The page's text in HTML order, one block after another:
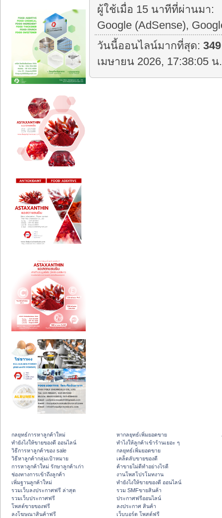
ผู้ใช้เมื่อ 15 นาทีที่ผ่านมา:
Google (AdSense),
วันนี้ออนไลน์มากที่สุด:349
เมษายน 2026, 17:38:05 น
กลยุทธ์การหาลูกค้าใหม่
ทํายังไงให้ขายของดี ออนไลน์
วิธีการหาลูกค้าของ sale
วิธีหาลูกค้ากลุ่มเป้าหมาย
การหาลูกค้าใหม่ รักษาลูกค้าเก่า
ช่องทางการเข้าถึงลูกค้า
เพิ่มฐานลูกค้าใหม่
รวมเว็บลงประกาศฟรี ล่าสุด
รวมเว็บประกาศฟรี
โพสต์ขายของฟรี
ลงโฆษณาสินค้าฟรี
หากลยุทธ์เพิ่มยอดขาย
ทําไงให้ลูกค้าเข้าร้านเยอะ ๆ
กลยุทธ์เพิ่มยอดขาย
เคล็ดลับขายของดี
ค้าขายไม่ดีทำอย่างไรดี
งานโพสโปรโมทงาน
ทํายังไงให้ขายของดี ออนไลน์
รวม SMFขายสินค้า
ประกาศฟรีออนไลน์
ลงประกาศ สินค้า
เว็บบอร์ด โพสต์ฟรี